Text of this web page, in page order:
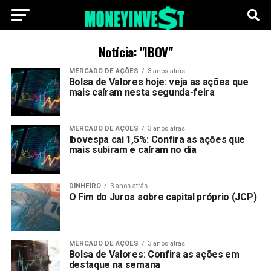
Notícia: "IBOV"
MERCADO DE AÇÕES 3 anos atrás
Bolsa de Valores hoje: veja as ações que
mais caíram nesta segunda-feira
MERCADO DE AÇÕES 3 anos atrás
Ibovespa cai 1,5%: Confira as ações que
mais subiram e caíram no dia
DINHEIRO 3 anos atrás
O Fim do Juros sobre capital próprio (JCP)
MERCADO DE AÇÕES 3 anos atrás
Bolsa de Valores: Confira as ações em
destaque na semana